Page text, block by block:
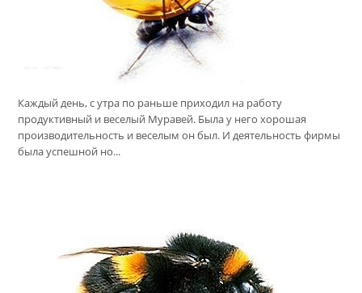
Каждый день, с утра по раньше приходил на работу
продуктивный и веселый Муравей. Была у него хорошая
производительность и веселым он был. И деятельность фирмы
была успешной но...